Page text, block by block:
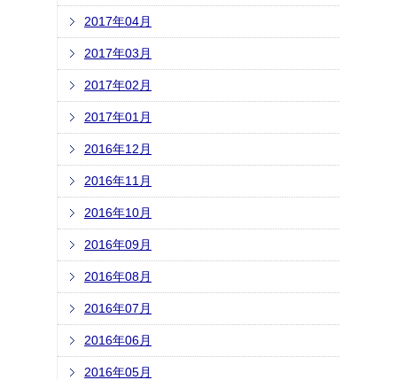
2017年04月
2017年03月
2017年02月
2017年01月
2016年12月
2016年11月
2016年10月
2016年09月
2016年08月
2016年07月
2016年06月
2016年05月